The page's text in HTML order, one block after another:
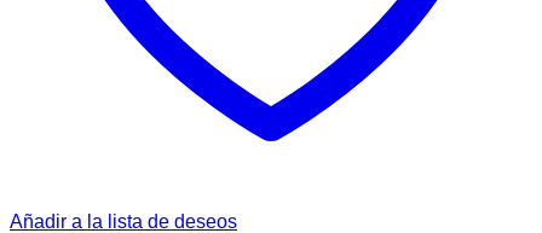
Añadir a la lista de deseos